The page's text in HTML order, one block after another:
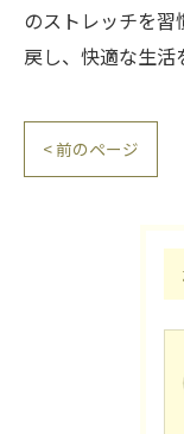
のストレッチを習
戻し、快適な生活
< 前のページ